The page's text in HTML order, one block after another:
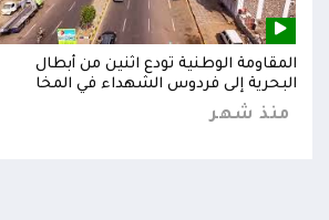
المقاومة الوطنية تودع اثنين من أبطال
البحرية إلى فردوس الشهداء في المخا
منذ شهر